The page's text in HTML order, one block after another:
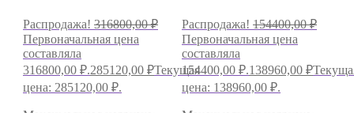
Распродажа! 316800,00₽
Первоначальная цена
составляла
316800,00 ₽.285120,00 ₽Текущая
цена: 285120,00 ₽.
Распродажа! 154400,00₽
Первоначальная цена
составляла
154400,00 ₽.138960,00 ₽
цена: 138960,00 ₽.